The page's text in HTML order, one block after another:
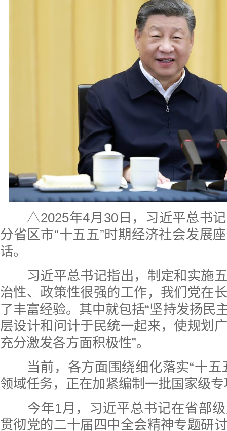
△2025年4月30日，习近平总书记
分省区市“十五五”时期经济社会发展
话。
习近平总书记指出，制定和实施五
治性、政策性很强的工作，我们党在
了丰富经验。其中就包括“坚持发扬民
层设计和问计于民统一起来，使规划
充分激发各方面积极性”。
当前，各方面围绕细化落实“十五
领域任务，正在加紧编制一批国家级
今年1月，习近平总书记在省部级
贯彻党的二十届四中全会精神专题研